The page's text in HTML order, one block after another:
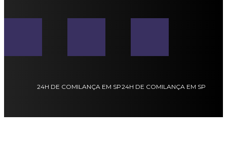
24H DE COMILANÇA EM SP24H DE COMILANÇA EM SP